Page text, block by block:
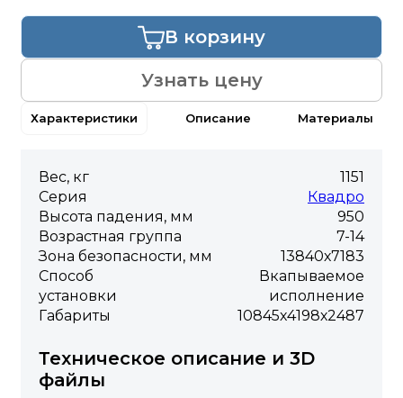
Характеристики Описание Материалы
Вес, кг
1151
Серия
Квадро
Высота падения, мм
950
Возрастная группа
7-14
Зона безопасности, мм
13840х7183
Способ
установки
Вкапываемое
исполнение
Габариты
10845х4198х2487
Техническое описание и 3D
файлы
Узнать цену
В корзину